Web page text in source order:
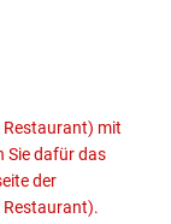
Restaurant) mit
Sie dafür das
der
Restaurant).